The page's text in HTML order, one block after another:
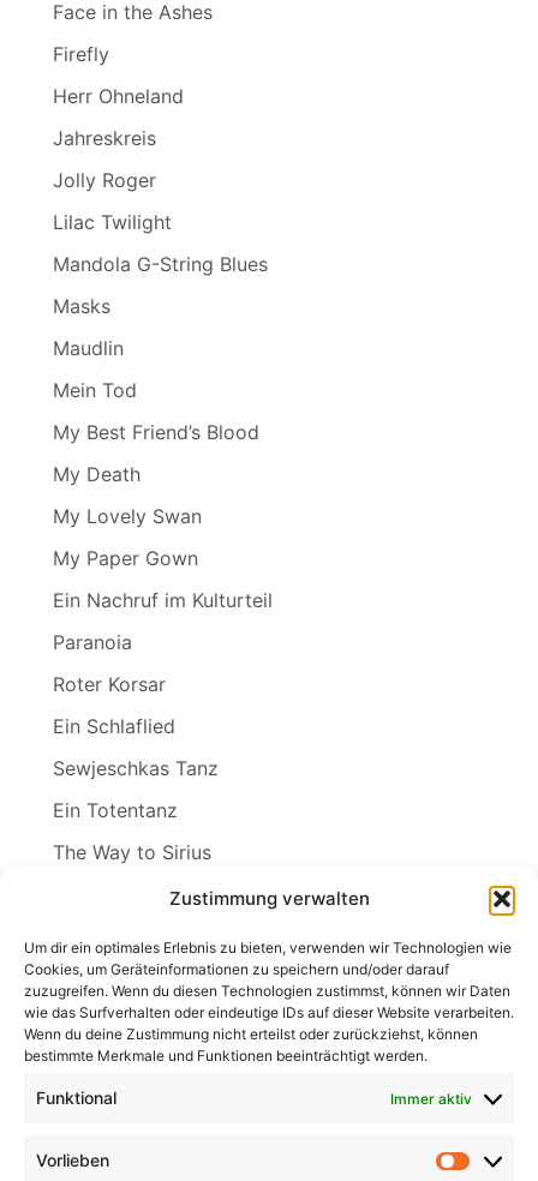
Zustimmung verwalten
Um dir ein optimales Erlebnis zu bieten, verwenden wir Technologien wie
Cookies, um Geräteinformationen zu speichern und/oder darauf
zuzugreifen. Wenn du diesen Technologien zustimmst, können wir Daten
wie das Surfverhalten oder eindeutige IDs auf dieser Website verarbeiten.
Wenn du deine Zustimmung nicht erteilst oder zurückziehst, können
bestimmte Merkmale und Funktionen beeinträchtigt werden.
Funktional Immer aktiv
Vorlieben
Face in the Ashes
Firefly
Herr Ohneland
Jahreskreis
Jolly Roger
Lilac Twilight
Mandola G-String Blues
Masks
Maudlin
Mein Tod
My Best Friend’s Blood
My Death
My Lovely Swan
My Paper Gown
Ein Nachruf im Kulturteil
Paranoia
Roter Korsar
Ein Schlaflied
Sewjeschkas Tanz
Ein Totentanz
The Way to Sirius
Wenn ich der Winter wär
Wind in den Weiden
Search
Search